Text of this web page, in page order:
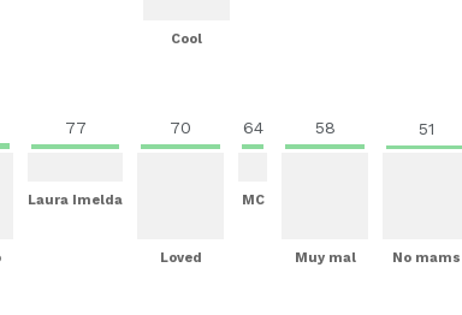
Cool
77
Laura Imelda
70
Loved
64
MC
58
Muy mal
51
No mams